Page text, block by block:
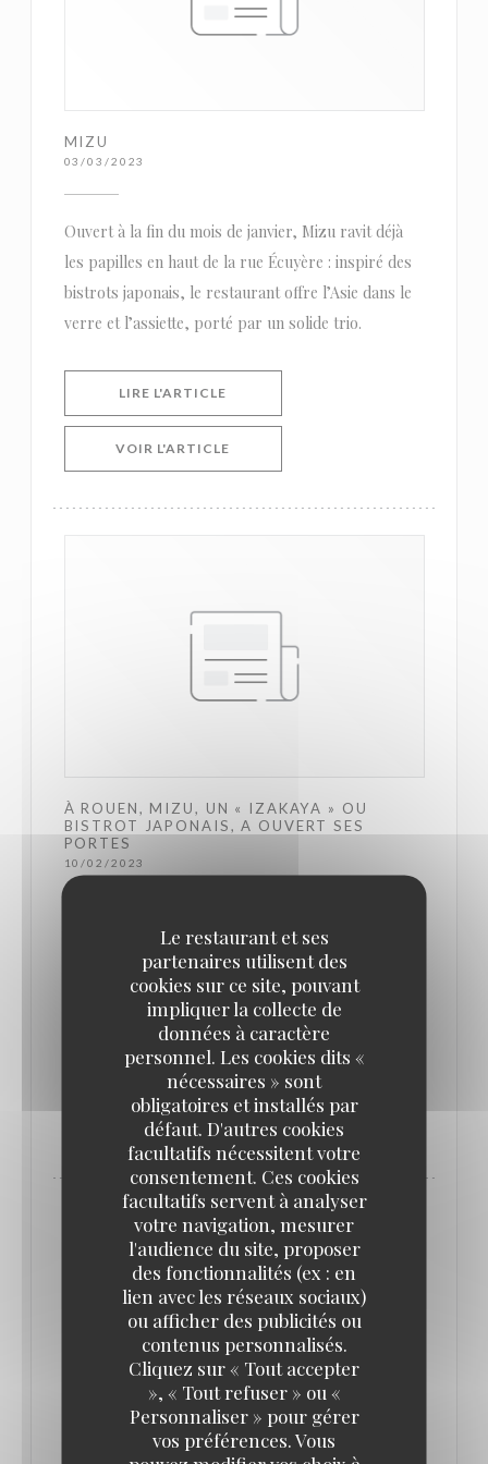
Le restaurant et ses
partenaires utilisent des
cookies sur ce site, pouvant
impliquer la collecte de
données à caractère
personnel. Les cookies dits «
nécessaires » sont
obligatoires et installés par
défaut. D'autres cookies
facultatifs nécessitent votre
consentement. Ces cookies
facultatifs servent à analyser
votre navigation, mesurer
l'audience du site, proposer
des fonctionnalités (ex : en
lien avec les réseaux sociaux)
ou afficher des publicités ou
contenus personnalisés.
Cliquez sur « Tout accepter
», « Tout refuser » ou «
Personnaliser » pour gérer
vos préférences. Vous
MIZU
03/03/2023
Ouvert à la fin du mois de janvier, Mizu ravit déjà
les papilles en haut de la rue Écuyère : inspiré des
bistrots japonais, le restaurant offre l’Asie dans le
verre et l’assiette, porté par un solide trio.
LIRE L'ARTICLE
VOIR L'ARTICLE
À ROUEN, MIZU, UN « IZAKAYA » OU
BISTROT JAPONAIS, A OUVERT SES
PORTES
10/02/2023
Un nouveau restaurant japonais, le Mizu, a ouvert
ses portes depuis le 1er février 2023, rue Écuyère à
LIRE L'ARTICLE((OUVRE UNE NOUVELLE FENÊTRE))
VOIR L'ARTICLE ((OUVRE UNE NOUVELLE FENÊTRE))